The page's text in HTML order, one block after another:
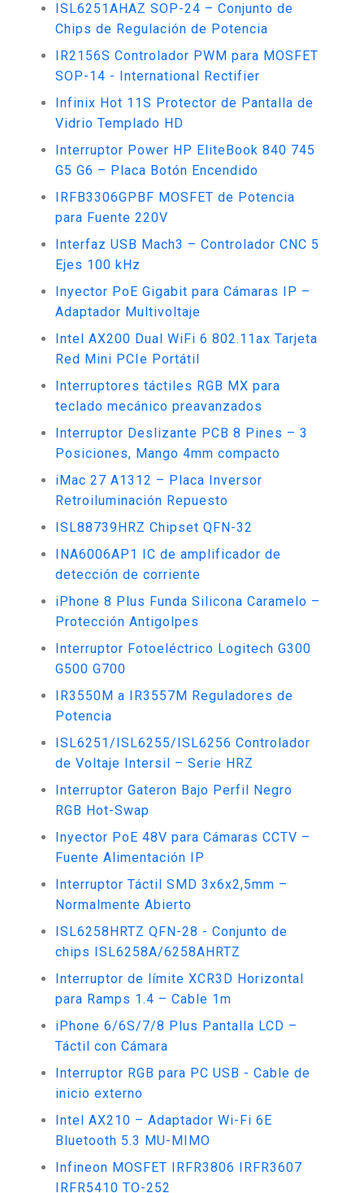
ISL6251AHAZ SOP-24 – Conjunto de
Chips de Regulación de Potencia
IR2156S Controlador PWM para MOSFET
SOP-14 - International Rectifier
Infinix Hot 11S Protector de Pantalla de
Vidrio Templado HD
Interruptor Power HP EliteBook 840 745
G5 G6 – Placa Botón Encendido
IRFB3306GPBF MOSFET de Potencia
para Fuente 220V
Interfaz USB Mach3 – Controlador CNC 5
Ejes 100 kHz
Inyector PoE Gigabit para Cámaras IP –
Adaptador Multivoltaje
Intel AX200 Dual WiFi 6 802.11ax Tarjeta
Red Mini PCIe Portátil
Interruptores táctiles RGB MX para
teclado mecánico preavanzados
Interruptor Deslizante PCB 8 Pines – 3
Posiciones, Mango 4mm compacto
iMac 27 A1312 – Placa Inversor
Retroiluminación Repuesto
ISL88739HRZ Chipset QFN-32
INA6006AP1 IC de amplificador de
detección de corriente
iPhone 8 Plus Funda Silicona Caramelo –
Protección Antigolpes
Interruptor Fotoeléctrico Logitech G300
G500 G700
IR3550M a IR3557M Reguladores de
Potencia
ISL6251/ISL6255/ISL6256 Controlador
de Voltaje Intersil – Serie HRZ
Interruptor Gateron Bajo Perfil Negro
RGB Hot-Swap
Inyector PoE 48V para Cámaras CCTV –
Fuente Alimentación IP
Interruptor Táctil SMD 3x6x2,5mm –
Normalmente Abierto
ISL6258HRTZ QFN-28 - Conjunto de
chips ISL6258A/6258AHRTZ
Interruptor de límite XCR3D Horizontal
para Ramps 1.4 – Cable 1m
iPhone 6/6S/7/8 Plus Pantalla LCD –
Táctil con Cámara
Interruptor RGB para PC USB - Cable de
inicio externo
Intel AX210 – Adaptador Wi-Fi 6E
Bluetooth 5.3 MU-MIMO
Infineon MOSFET IRFR3806 IRFR3607
IRFR5410 TO-252